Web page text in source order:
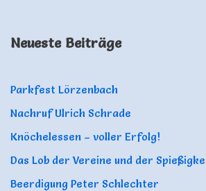
Neueste Beiträge
Parkfest Lörzenbach
Nachruf Ulrich Schrade
Knöchelessen – voller Erfolg!
Das Lob der Vereine und der
Beerdigung Peter Schlechter